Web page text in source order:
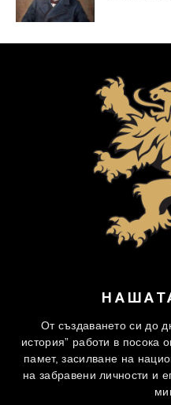
От създаването си до
история” работи в посока
памет, засилване на
на забравени личности и